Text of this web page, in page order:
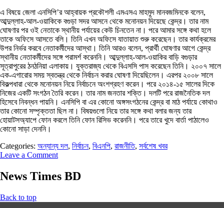
এ বিষয়ে জেলা এনসিপি’র আহ্বায়ক প্রকৌশলী এমএসএ মাহমুদ মানবজমিনকে বলেন,
আব্দুল্লাহ-আল-ওয়াকিকে বগুড়া সদর আসনে থেকে মনোনয়ন দিয়েছে কেন্দ্র। তার নাম
ঘোষণার পর ওই নেতাকে স্থানীয় পর্যায়ের কেউ চিনতেন না। পরে আমার সঙ্গে কথা হলে
তাকে অফিসে আসতে বলি। তিনি এখন অফিসে যাতায়াত শুরু করেছেন। তার কার্যক্রমের
উপর নির্ভর করবে নেতাকর্মীদের আস্থা। তিনি আরও বলেন, প্রার্থী ঘোষণার আগে কেন্দ্র
স্থানীয় নেতাকর্মীদের সঙ্গে পরামর্শ করেননি। আব্দুল্লাহ-আল-ওয়াকির বাড়ি বগুড়ার
সূত্রাপুরের ঠনঠনিয়া এলাকায়। যুক্তরাজ্য থেকে বিএসসি পাস করেছেন তিনি। ২০০৭ সালে
এক-এগারোর সময় স্বতন্ত্র থেকে নির্বাচন করার ঘোষণা দিয়েছিলেন। এরপর ২০০৮ সালে
বিকল্পধারা থেকে মনোনয়ন নিয়ে নির্বাচনে অংশগ্রহণ করেন। পরে ২০১৪-১৫ সালের দিকে
নিজের একটি সংগঠন তৈরি করেন। তার নাম জনতার শক্তি। দলটি পরে রাজনৈতিক দল
হিসেবে নিবন্ধন পায়নি। এনসিপি বা এর কোনো অঙ্গসংগঠনের কেন্দ্র বা মাঠ পর্যায়ে কোথাও
তার কোনো সম্পৃক্ততা ছিল না। বিষয়গুলো নিয়ে তার সঙ্গে কথা বলার জন্য তার
হোয়াটসঅ্যাপে ফোন করলে তিনি ফোন রিসিভ করেননি। পরে তারে খুদে বার্তা পাঠালেও
কোনো সাড়া দেননি।
Categories: অন্যান্য দল, নির্বাচন, বিএনপি, রাজনীতি, সর্বশেষ খবর
Leave a Comment
News Times BD
Back to top